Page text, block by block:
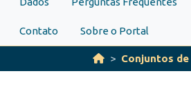
Contato Sobre o Portal
Conjuntos de